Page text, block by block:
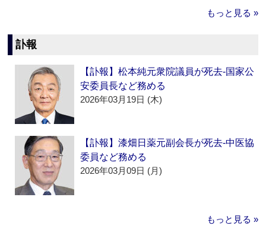
もっと見る »
訃報
【訃報】松本純元衆院議員が死去‐国家公
安委員長など務める
2026年03月19日 (木)
【訃報】漆畑日薬元副会長が死去‐中医協
委員など務める
2026年03月09日 (月)
もっと見る »